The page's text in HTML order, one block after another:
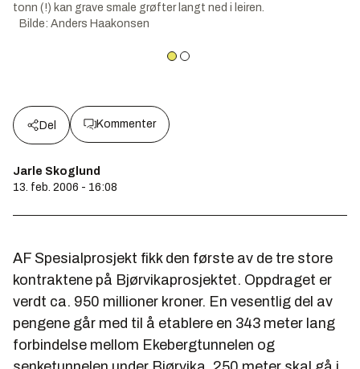
tonn (!) kan grave smale grøfter langt ned i leiren.
Bilde: Anders Haakonsen
Del Kommenter
Jarle Skoglund
13. feb. 2006 - 16:08
AF Spesialprosjekt fikk den første av de tre store
kontraktene på Bjørvikaprosjektet. Oppdraget er
verdt ca. 950 millioner kroner. En vesentlig del av
pengene går med til å etablere en 343 meter lang
forbindelse mellom Ekebergtunnelen og